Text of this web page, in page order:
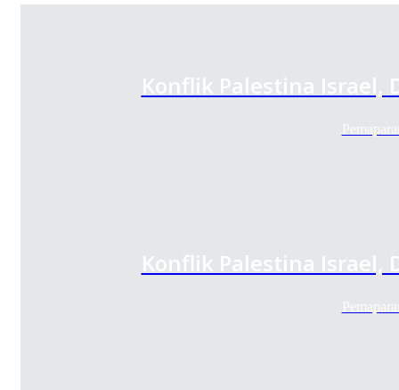
Konflik Palestina Israel,
Konflik Palestina Israel,